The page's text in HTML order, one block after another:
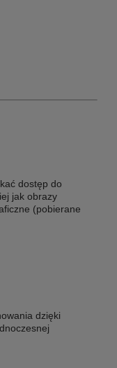
dostęp do
jak obrazy
(pobierane
dzięki